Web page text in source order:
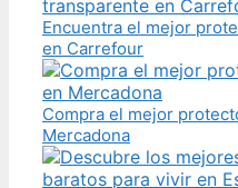
Encuentra el mejor
en Carrefour
Compra el mejor
Mercadona